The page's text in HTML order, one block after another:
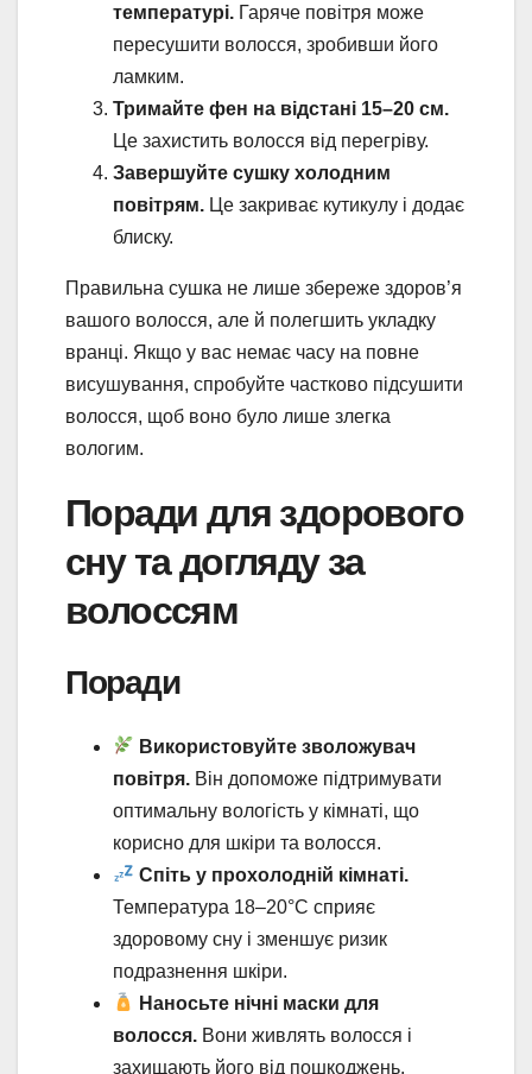
температурі. Гаряче повітря може
пересушити волосся, зробивши його
ламким.
Тримайте фен на відстані 15–20 см.
Це захистить волосся від перегріву.
Завершуйте сушку холодним
повітрям. Це закриває кутикулу і додає
блиску.
Правильна сушка не лише збереже здоров’я
вашого волосся, але й полегшить укладку
вранці. Якщо у вас немає часу на повне
висушування, спробуйте частково підсушити
волосся, щоб воно було лише злегка
вологим.
Поради для здорового
сну та догляду за
волоссям
Поради
Використовуйте зволожувач
повітря. Він допоможе підтримувати
оптимальну вологість у кімнаті, що
корисно для шкіри та волосся.
Спіть у прохолодній кімнаті.
Температура 18–20°C сприяє
здоровому сну і зменшує ризик
подразнення шкіри.
Наносьте нічні маски для
волосся. Вони живлять волосся і
захищають його від пошкоджень.